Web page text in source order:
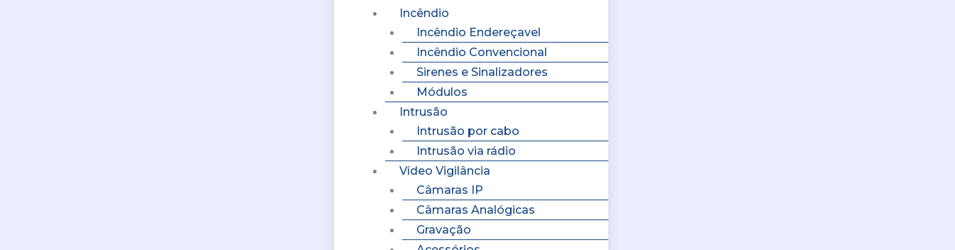
Incêndio
Incêndio Endereçavel
Incêndio Convencional
Sirenes e Sinalizadores
Módulos
Intrusão
Intrusão por cabo
Intrusão via rádio
Vídeo Vigilância
Câmaras IP
Câmaras Analógicas
Gravação